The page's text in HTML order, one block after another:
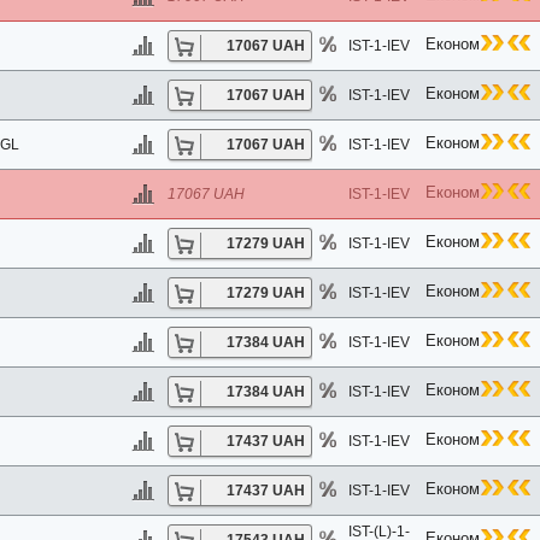
AMARA COMFORT KEMER) 5*
4*
CLASS
CLASS
ADULTS ONLY) (ex. COOK'S CLUB ALANYA) 5*
CLASS
17067 UAH IST-1-IEV Економ
17067 UAH IST-1-IEV Економ
17067 UAH IST-1-IEV Економ
17067 UAH IST-1-IEV Економ
17279 UAH IST-1-IEV Економ
17279 UAH IST-1-IEV Економ
17384 UAH IST-1-IEV Економ
17384 UAH IST-1-IEV Економ
17437 UAH IST-1-IEV Економ
17437 UAH IST-1-IEV Економ
IST-(L)-1-